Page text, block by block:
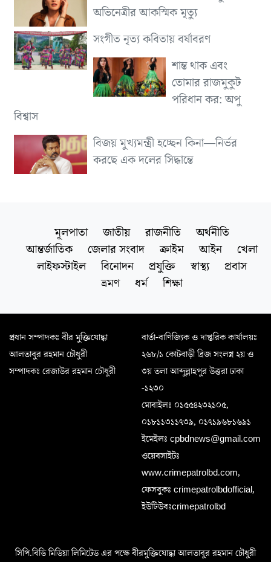
অভিনেত্রীর আকস্মিক মৃত্যু
সংগীত নৃত্য কবিতায় বর্ষাবরণ
শান্ত থাক এবং
তোমার রাজমুকুট
পরিধান কর: অপু
বিশ্বাস
বিজয় মুখ্যমন্ত্রী হচ্ছেন কিনা—নির্ভর
করছে এক দলের সিদ্ধান্তে
মূলপাতা জাতীয় রাজনীতি
অর্থনীতি
আন্তর্জাতিক
জেলার সংবাদ ক্রাইম আইন
খেলা
লাইফস্টাইল
বিনোদন প্রযুক্তি স্বাস্থ্য
প্রবাস
ভ্রমণ
ধর্ম শিক্ষা
প্রধান সম্পাদকঃ বীর মুক্তিযোদ্ধা
আলতাবুর রহমান চৌধুরী
সম্পাদকঃ রেজাউর রহমান চৌধুরী
বার্তা-বাণিজ্যিক ও দাপ্তরিক কার্যালয়ঃ
২৬৮/১ কোটবাড়ী ব্রিজ সংলগ্ন ২য় ও
৩য় তলা আব্দুল্লাহপুর উত্তরা ঢাকা
-১২৩০
মোবাইলঃ ০১৫৫৪২৩২১০৫,
০১৮১১৩১১৭৩৯, ০১৭১৯৬৮১৬৯১
ইমেইলঃ cpbdnews@gmail.com
ওয়েবসাইটঃ
www.crimepatrolbd.com,
ফেসবুকঃ crimepatrolbdofficial,
ইউটিউবঃcrimepatrolbd
সিপি.বিডি মিডিয়া লিমিটেড এর পক্ষে বীরমুক্তিযোদ্ধা আলতাবুর রহমান চৌধুরী